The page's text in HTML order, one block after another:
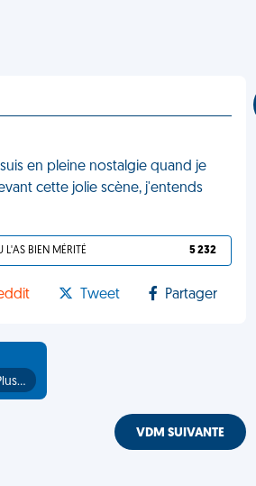
en pleine nostalgie quand je
cette jolie scène, j'entends
L'AS BIEN MÉRITÉ 5 232
Tweet Partager
VDM SUIVANTE